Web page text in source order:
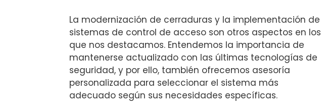
La modernización de cerraduras y la implementación de
sistemas de control de acceso son otros aspectos en los
que nos destacamos. Entendemos la importancia de
mantenerse actualizado con las últimas tecnologías de
seguridad, y por ello, también ofrecemos asesoría
personalizada para seleccionar el sistema más
adecuado según sus necesidades específicas.